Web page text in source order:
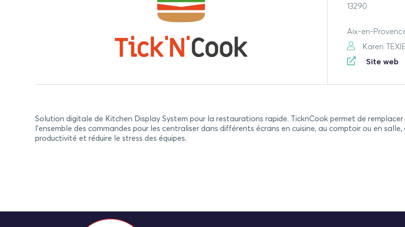
13290
Aix-en-
Karen
Site web
Solution digitale de Kitchen Display System pour la restaurations rapide. TicknCook permet de
l’ensemble des commandes pour les centraliser dans différents écrans en cuisine, au comptoir ou en
productivité et réduire le stress des équipes.